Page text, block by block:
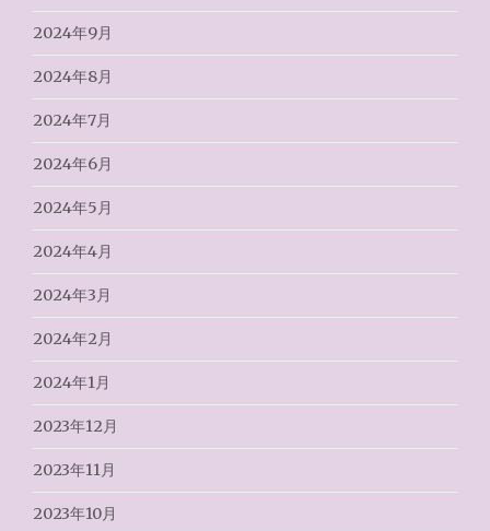
2024年9月
2024年8月
2024年7月
2024年6月
2024年5月
2024年4月
2024年3月
2024年2月
2024年1月
2023年12月
2023年11月
2023年10月